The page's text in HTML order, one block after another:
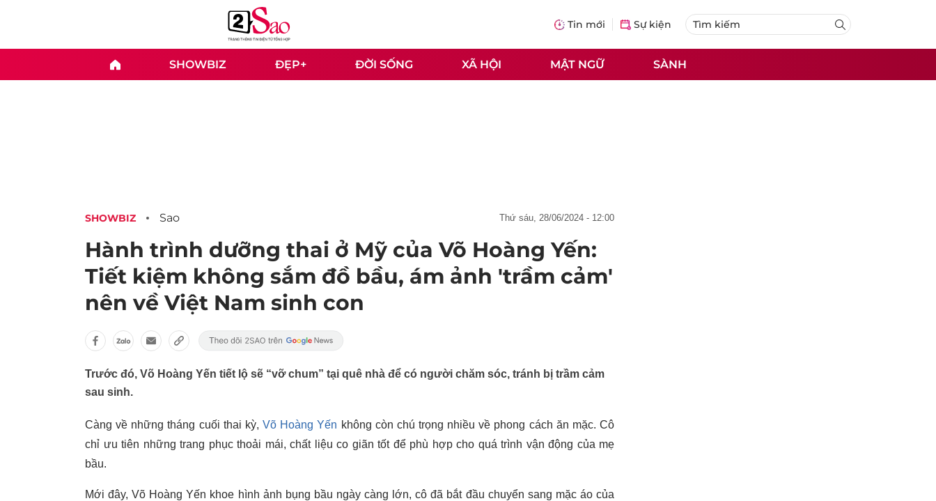
Tin mới Sự kiện
SHOWBIZ ĐẸP+ ĐỜI SỐNG XÃ HỘI MẬT NGỮ SÀNH
SHOWBIZ Sao thứ sáu, 28/06/2024 - 12:00
Hành trình dưỡng thai ở Mỹ của Võ Hoàng Yến:
Tiết kiệm không sắm đồ bầu, ám ảnh 'trầm cảm'
nên về Việt Nam sinh con
Trước đó, Võ Hoàng Yến tiết lộ sẽ “vỡ chum” tại quê nhà để có người chăm sóc, tránh bị trầm cảm
sau sinh.
Càng về những tháng cuối thai kỳ,Võ Hoàng Yến không còn chú trọng nhiều về phong cách ăn mặc. Cô
chỉ ưu tiên những trang phục thoải mái, chất liệu co giãn tốt để phù hợp cho quá trình vận động của mẹ
bầu.
Mới đây, Võ Hoàng Yến khoe hình ảnh bụng bầu ngày càng lớn, cô đã bắt đầu chuyển sang mặc áo của